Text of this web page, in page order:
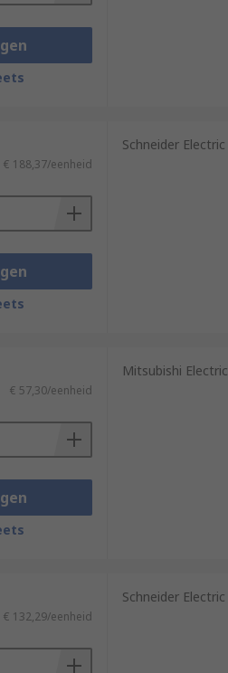
options to complete specific
as interface, supply voltage,
€ 188,37/eenheid
Schneider Electric
€ 57,30/eenheid
Mitsubishi Electric
€ 132,29/eenheid
Schneider Electric